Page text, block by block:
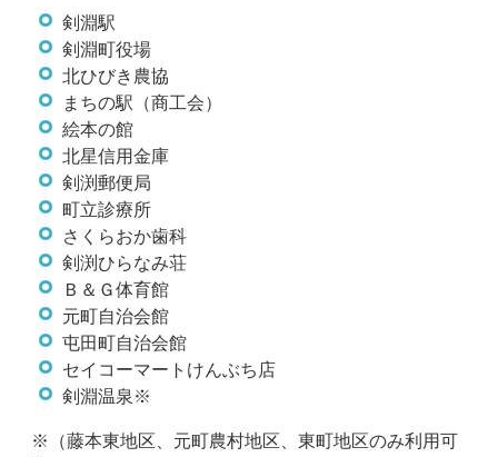
剣淵駅
剣淵町役場
北ひびき農協
まちの駅（商工会）
絵本の館
北星信用金庫
剣渕郵便局
町立診療所
さくらおか歯科
剣渕ひらなみ荘
Ｂ＆Ｇ体育館
元町自治会館
屯田町自治会館
セイコーマートけんぶち店
剣淵温泉※
※（藤本東地区、元町農村地区、東町地区のみ利用可